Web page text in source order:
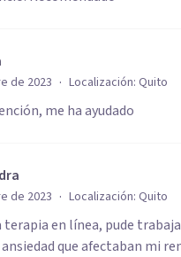
de 2023 · Localización: Quito
me ha ayudado
de 2023 · Localización: Quito
terapia en línea, pude
que afectaban mi